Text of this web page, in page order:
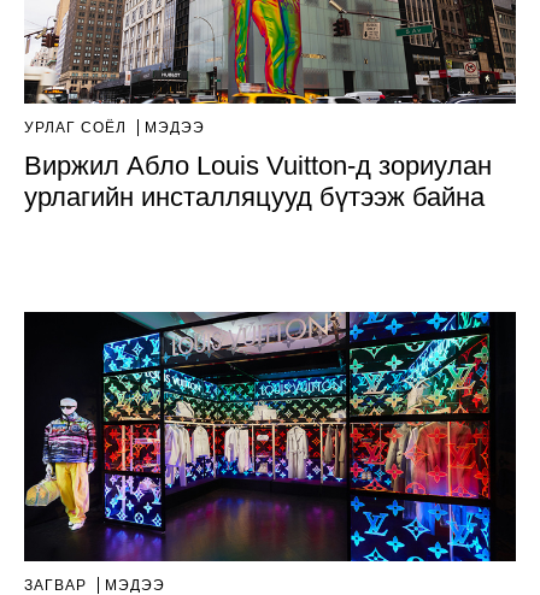
УРЛАГ СОЁЛ МЭДЭЭ
Виржил Абло Louis Vuitton-д зориулан
урлагийн инсталляцууд бүтээж байна
ЗАГВАР МЭДЭЭ